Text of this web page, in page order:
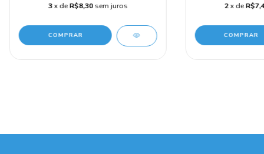
3x deR$8,30sem juros 2x de